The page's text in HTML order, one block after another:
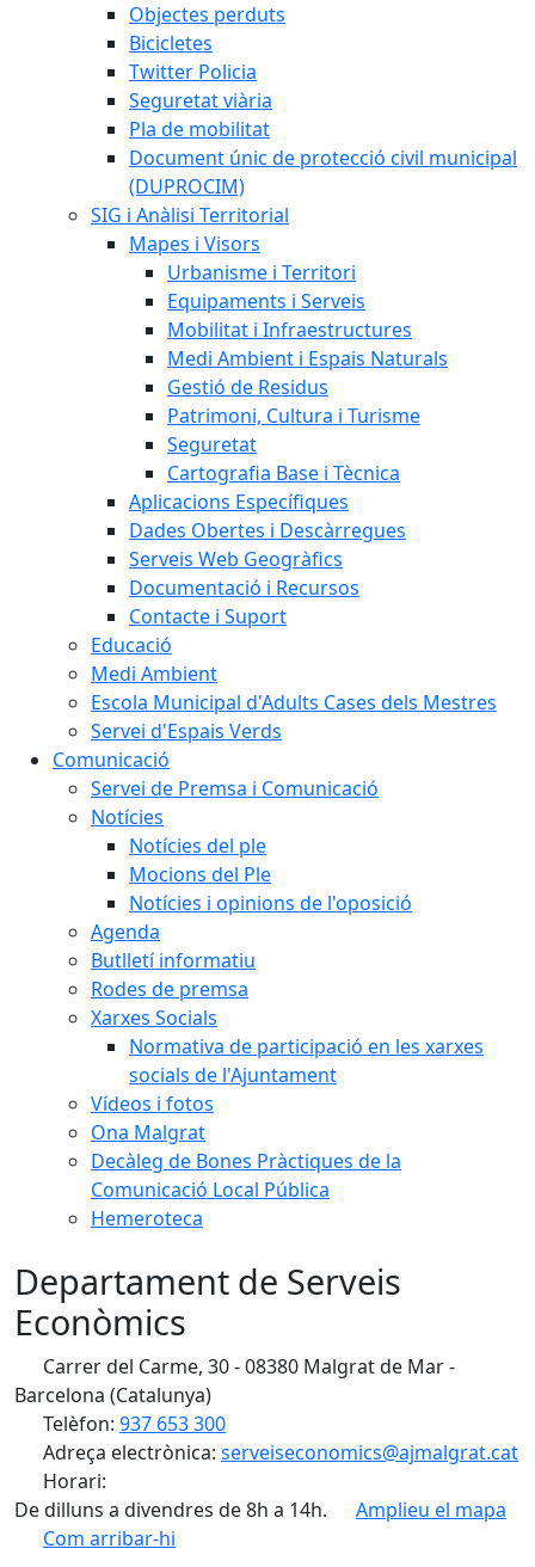
Objectes perduts
Bicicletes
Twitter Policia
Seguretat viària
Pla de mobilitat
Document únic de protecció civil municipal
(DUPROCIM)
SIG i Anàlisi Territorial
Mapes i Visors
Urbanisme i Territori
Equipaments i Serveis
Mobilitat i Infraestructures
Medi Ambient i Espais Naturals
Gestió de Residus
Patrimoni, Cultura i Turisme
Seguretat
Cartografia Base i Tècnica
Aplicacions Específiques
Dades Obertes i Descàrregues
Serveis Web Geogràfics
Documentació i Recursos
Contacte i Suport
Educació
Medi Ambient
Escola Municipal d'Adults Cases dels Mestres
Servei d'Espais Verds
Comunicació
Servei de Premsa i Comunicació
Notícies
Notícies del ple
Mocions del Ple
Notícies i opinions de l'oposició
Agenda
Butlletí informatiu
Rodes de premsa
Xarxes Socials
Normativa de participació en les xarxes
socials de l'Ajuntament
Vídeos i fotos
Ona Malgrat
Decàleg de Bones Pràctiques de la
Comunicació Local Pública
Hemeroteca
Departament de Serveis
Econòmics
Carrer del Carme, 30 - 08380 Malgrat de Mar -
Barcelona (Catalunya)
Telèfon: 937 653 300
Adreça electrònica: serveiseconomics@ajmalgrat.cat
Horari:
De dilluns a divendres de 8h a 14h.
Amplieu el mapa
Com arribar-hi